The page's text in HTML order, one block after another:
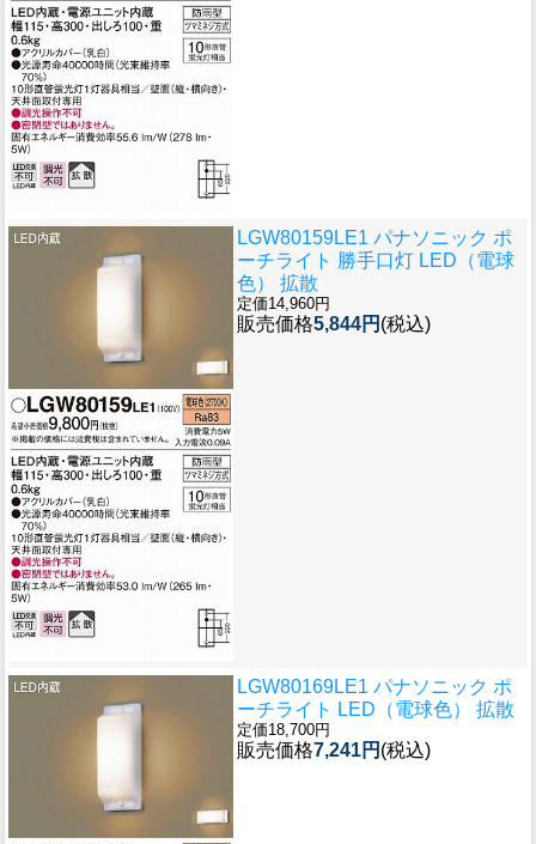
LGW80159LE1 パナソニック ポ
ーチライト 勝手口灯 LED（電球
色） 拡散
定価14,960円
販売価格5,844円 (税込)
LGW80169LE1 パナソニック ポ
ーチライト LED（電球色） 拡散
定価18,700円
販売価格7,241円 (税込)